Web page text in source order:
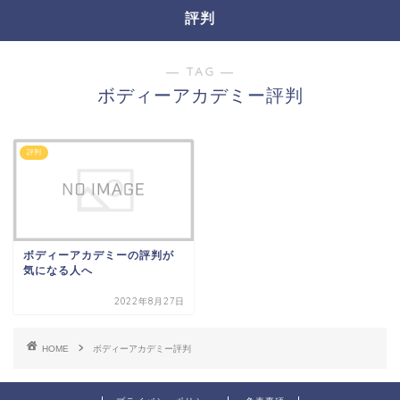
評判
― TAG ―
ボディーアカデミー評判
評判
ボディーアカデミーの評判が
気になる人へ
2022年8月27日
HOME ボディーアカデミー評判